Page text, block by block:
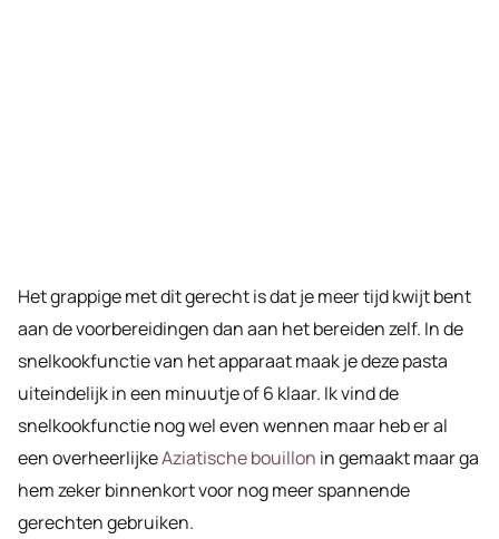
Het grappige met dit gerecht is dat je meer tijd kwijt bent
aan de voorbereidingen dan aan het bereiden zelf. In de
snelkookfunctie van het apparaat maak je deze pasta
uiteindelijk in een minuutje of 6 klaar. Ik vind de
snelkookfunctie nog wel even wennen maar heb er al
een overheerlijkeAziatische bouillon in gemaakt maar ga
hem zeker binnenkort voor nog meer spannende
gerechten gebruiken.